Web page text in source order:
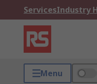
ServicesIndustry
Menu